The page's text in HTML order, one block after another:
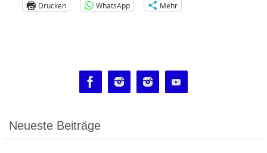
Drucken WhatsApp Mehr
Neueste Beiträge